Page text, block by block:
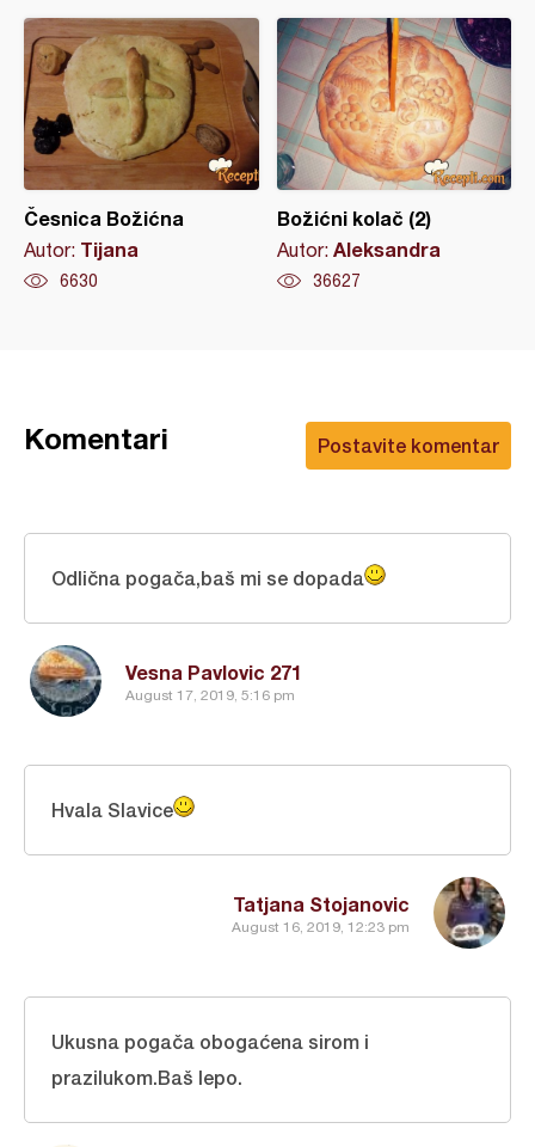
Česnica Božićna
Autor: Tijana
6630
Božićni kolač (2)
Autor: Aleksandra
36627
Postavite komentar
Komentari
Vesna Pavlovic 271
August 17, 2019, 5:16 pm
Odlična pogača,baš mi se dopada
Tatjana Stojanovic
August 16, 2019, 12:23 pm
Hvala Slavice
Ukusna pogača obogaćena sirom i
prazilukom.Baš lepo.